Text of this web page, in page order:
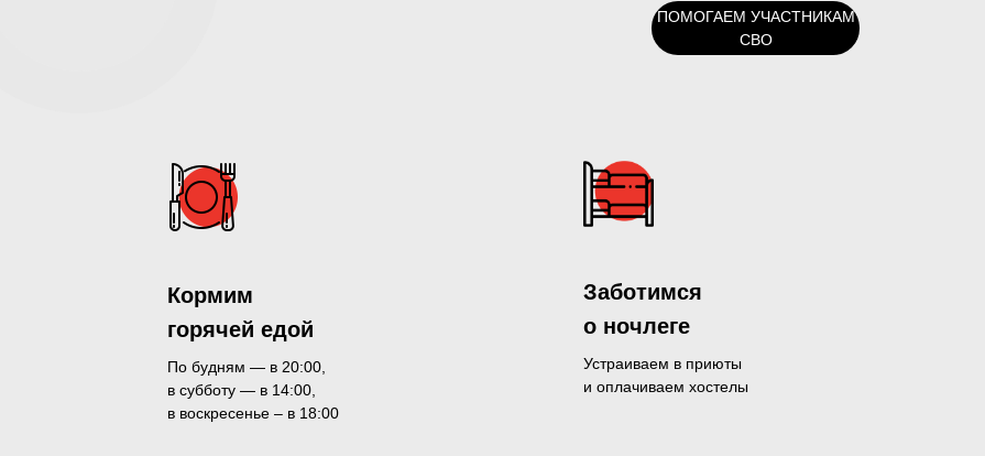
ПОМОГАЕМ УЧАСТНИКАМ
СВО
По будням — в 20:00,
в субботу — в 14:00,
в воскресенье – в 18:00
Устраиваем в приюты
и оплачиваем хостелы
Кормим
горячей едой
Заботимся
о ночлеге